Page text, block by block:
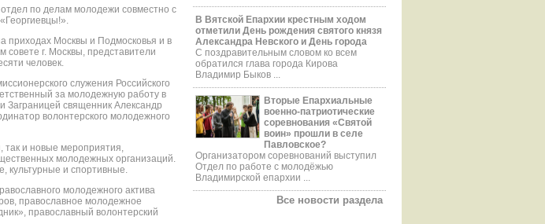
по делам молодежи совместно с
приходах Москвы и Подмосковья и в
г. Москвы, представители
человек.
служения Российского
за молодежную работу в
Заграницей священник Александр
волонтерского молодежного
так и новые мероприятия,
молодежных организаций.
культурные и спортивные.
молодежного актива
православное молодежное
православный волонтерский
В Вятской Епархии крестным ходом
отметили День рождения святого князя
Александра Невского и День города
С поздравительным словом ко всем
обратился глава города Кирова
Владимир Быков ...
Вторые Епархиальные
военно-патриотические
соревнования «Святой
воин» прошли в селе
Павловское?
Организатором соревнований выступил
Отдел по работе с молодёжью
Владимирской епархии ...
Все новости раздела